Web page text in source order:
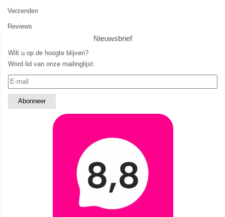
Verzenden
Reviews
Nieuwsbrief
Wilt u op de hoogte blijven?
Word lid van onze mailinglijst: